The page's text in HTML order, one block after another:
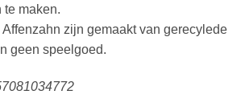
te maken.
zijn gemaakt van gerecylede
geen speelgoed.